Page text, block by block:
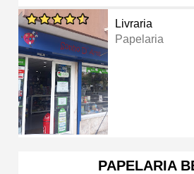
Livraria
Papelaria
PAPELARIA